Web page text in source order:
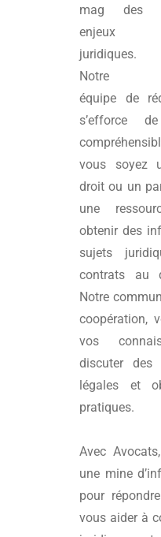
mag des
enjeux
juridiques.
Notre
équipe de
s’efforce
vous soyez
droit ou un
une
obtenir des
sujets
contrats au
Notre
coopération,
vos
discuter des
légales et
pratiques.
Avec Avocats
une mine
pour
vous aider à